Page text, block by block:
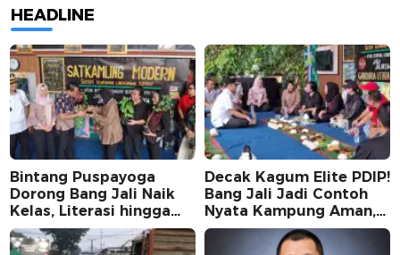
HEADLINE
Bintang Puspayoga
Dorong Bang Jali Naik
Kelas, Literasi hingga
UMKM Digital Jadi
Fokus
Decak Kagum Elite PDIP!
Bang Jali Jadi Contoh
Nyata Kampung Aman,
Bersih, dan Mandiri